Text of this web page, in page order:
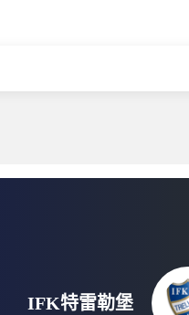
IFK特雷勒堡